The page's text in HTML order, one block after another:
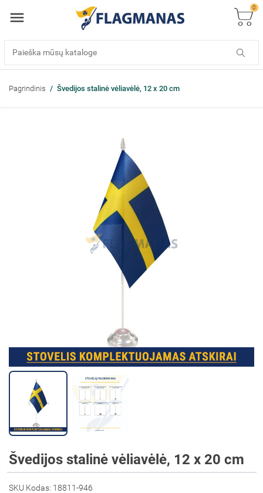
0
Pagrindinis Švedijos stalinė vėliavėlė, 12 x 20 cm
Švedijos stalinė vėliavėlė, 12 x 20 cm
SKU Kodas: 18811-946